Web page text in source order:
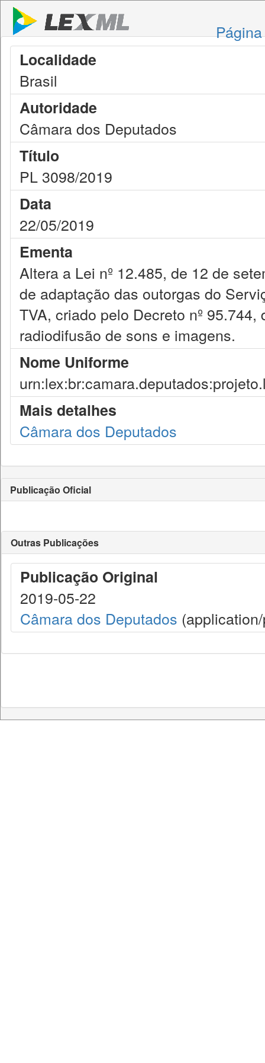
Localidade
Brasil
Autoridade
Câmara dos Deputados
Título
PL 3098/2019
Data
22/05/2019
Ementa
Altera a Lei nº 12.485, de 12 de
de adaptação das outorgas do
TVA, criado pelo Decreto nº
radiodifusão de sons e imagens.
Nome Uniforme
Mais detalhes
Câmara dos Deputados
Publicação Oficial
Outras Publicações
Publicação Original
2019-05-22
Câmara dos Deputados